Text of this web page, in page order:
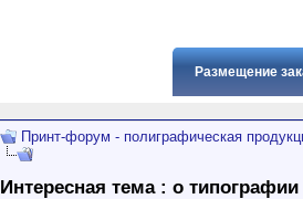
Размещение
Принт-форум - полиграфическая
Интересная тема : о типографии